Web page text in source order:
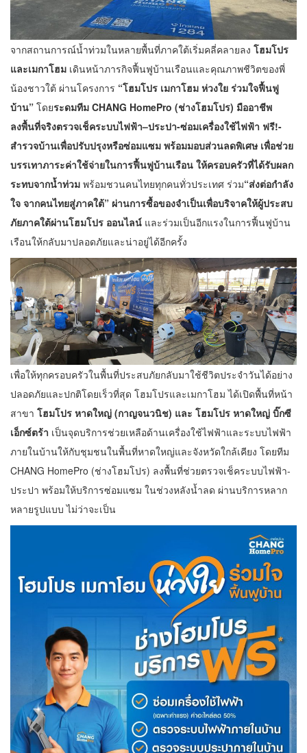
จากสถานการณ์น้ำท่วมในหลายพื้นที่ภาคใต้เริ่มคลี่คลายลง โฮมโปร
และเมกาโฮม เดินหน้าภารกิจฟื้นฟูบ้านเรือนและคุณภาพชีวิตของพี่
น้องชาวใต้ ผ่านโครงการ “โฮมโปร เมกาโฮม ห่วงใย ร่วมใจฟื้นฟู
บ้าน” โดยระดมทีม CHANG HomePro (ช่างโฮมโปร) มืออาชีพ
ลงพื้นที่จริงตรวจเช็คระบบไฟฟ้า–ประปา-ซ่อมเครื่องใช้ไฟฟ้า ฟรี!-
สำรวจบ้านเพื่อปรับปรุงหรือซ่อมแซม พร้อมมอบส่วนลดพิเศษ เพื่อช่วย
บรรเทาภาระค่าใช้จ่ายในการฟื้นฟูบ้านเรือน ให้ครอบครัวที่ได้รับผลก
ระทบจากน้ำท่วม พร้อมชวนคนไทยทุกคนทั่วประเทศ ร่วม“ส่งต่อกำลัง
ใจ จากคนไทยสู่ภาคใต้” ผ่านการซื้อของจำเป็นเพื่อบริจาคให้ผู้ประสบ
ภัยภาคใต้ผ่านโฮมโปร ออนไลน์ และร่วมเป็นอีกแรงในการฟื้นฟูบ้าน
เรือนให้กลับมาปลอดภัยและน่าอยู่ได้อีกครั้ง
เพื่อให้ทุกครอบครัวในพื้นที่ประสบภัยกลับมาใช้ชีวิตประจำวันได้อย่าง
ปลอดภัยและปกติโดยเร็วที่สุด โฮมโปรและเมกาโฮม ได้เปิดพื้นที่หน้า
สาขา โฮมโปร หาดใหญ่ (กาญจนวนิช) และ โฮมโปร หาดใหญ่ บิ๊กซี
เอ็กซ์ตร้า เป็นจุดบริการช่วยเหลือด้านเครื่องใช้ไฟฟ้าและระบบไฟฟ้า
ภายในบ้านให้กับชุมชนในพื้นที่หาดใหญ่และจังหวัดใกล้เคียง โดยทีม
CHANG HomePro (ช่างโฮมโปร) ลงพื้นที่ช่วยตรวจเช็คระบบไฟฟ้า-
ประปา พร้อมให้บริการซ่อมแซม ในช่วงหลังน้ำลด ผ่านบริการหลาก
หลายรูปแบบ ไม่ว่าจะเป็น